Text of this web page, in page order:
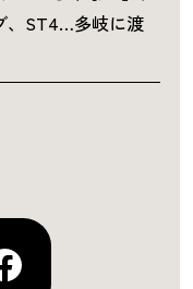
、ST4…多岐に渡